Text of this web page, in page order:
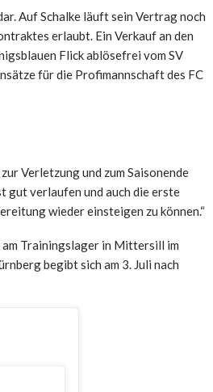
Auf Schalke läuft sein Vertrag noch
erlaubt. Ein Verkauf an den
Flick ablösefrei vom SV
für die Profimannschaft des FC
Verletzung und zum Saisonende
gut verlaufen und auch die erste
wieder einsteigen zu können.“
am Trainingslager in Mittersill im
begibt sich am 3. Juli nach